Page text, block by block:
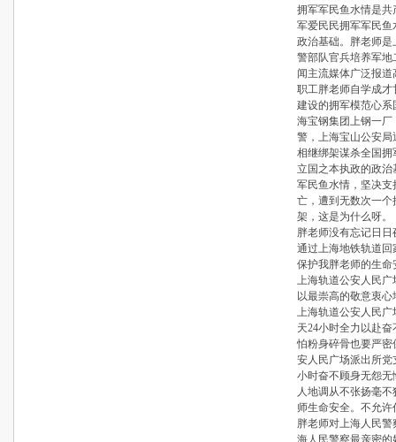
拥军军民鱼水情是
军爱民民拥军军民
政治基础。胖老师
警部队官兵培养军
闻主流媒体广泛报
职工胖老师自学成
建设的拥军模范心
海宝钢集团上钢一
警，上海宝山公安
相继绑架谋杀全国
立国之本执政的政
军民鱼水情，坚决
亡，遭到无数次一
架，这是为什么呀。
胖老师没有忘记日
通过上海地铁轨道
保护我胖老师的生
上海轨道公安人民
以最崇高的敬意衷心
上海轨道公安人民
天24小时全力以赴
怕粉身碎骨也要严
安人民广场派出所党
小时奋不顾身无怨
人地调从不张扬毫
师生命安全。不允
胖老师对上海人民
海人民警察最亲密的